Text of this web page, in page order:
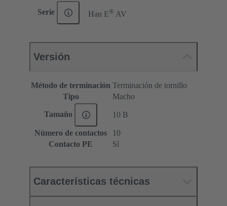
Serie Han E® AV
Versión
Método de terminación Terminación de tornillo
Tipo
Macho
Tamaño 10 B
Número de contactos
10
Contacto PE
Sí
Características técnicas